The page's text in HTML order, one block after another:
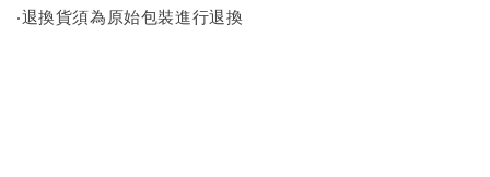
‧退換貨須為原始包裝進行退換